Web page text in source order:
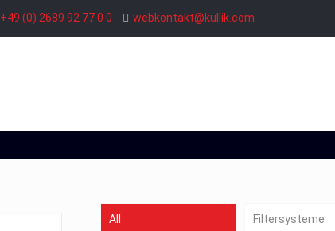
+49 (0) 2689 92 77 0 0 webkontakt@kullik.com
All Filtersysteme